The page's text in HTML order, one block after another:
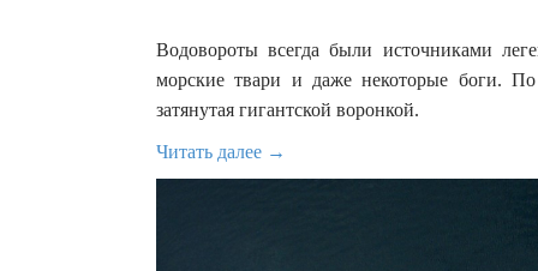
Водовороты всегда были источниками
морские твари и даже некоторые боги.
затянутая гигантской воронкой.
Читать далее →